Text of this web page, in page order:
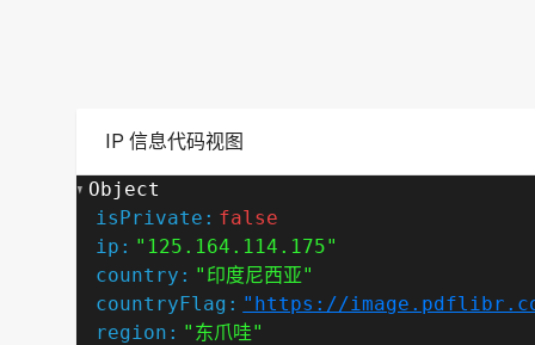
IP 信息代码视图
Object
isPrivate: false
ip: "125.164.114.175"
country: "印度尼西亚"
countryFlag: "https://
region: "东爪哇"